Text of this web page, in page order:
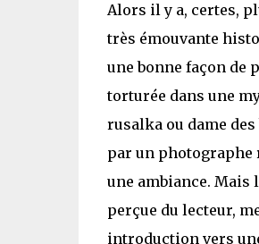
Alors il y a, certes,
très émouvante
une bonne façon de
torturée dans une
rusalka ou dame
par un photographe
une ambiance.
perçue du lecteur,
introduction vers